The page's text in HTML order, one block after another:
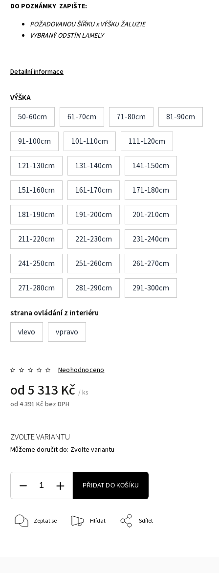
DO POZNÁMKY ZAPIŠTE:
POŽADOVANOU ŠÍŘKU x VÝŠKU ŽALUZIE
VYBRANÝ ODSTÍN LAMELY
Detailní informace
VÝŠKA
50-60cm
61-70cm 71-80cm 81-90cm
91-100cm 101-110cm 111-120cm
121-130cm 131-140cm 141-150cm
151-160cm 161-170cm 171-180cm
181-190cm 191-200cm 201-210cm
211-220cm 221-230cm 231-240cm
241-250cm 251-260cm 261-270cm
271-280cm 281-290cm 291-300cm
strana ovládání z interiéru
vlevo
vpravo
Neohodnoceno
od 5 313 Kč / ks
od 4 391 Kč bez DPH
ZVOLTE VARIANTU
Můžeme doručit do: Zvolte variantu
PŘIDAT DO KOŠÍKU
Zeptat se Hlídat Sdílet